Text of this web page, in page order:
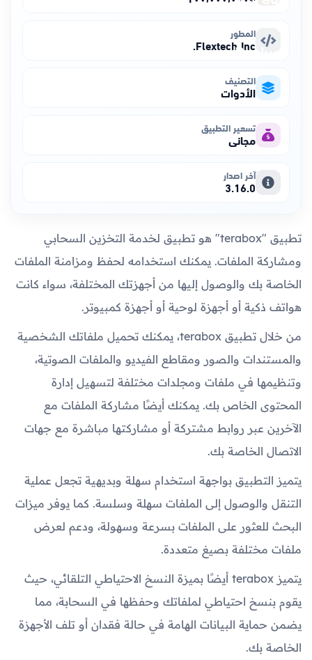
المطور
Flextech Inc.
التصنيف
الأدوات
تسعير التطبيق
مجاني
آخر اصدار
3.16.0
تطبيق "terabox" هو تطبيق لخدمة التخزين السحابي
ومشاركة الملفات. يمكنك استخدامه لحفظ ومزامنة الملفات
الخاصة بك والوصول إليها من أجهزتك المختلفة، سواء كانت
هواتف ذكية أو أجهزة لوحية أو أجهزة كمبيوتر.
من خلال تطبيق terabox، يمكنك تحميل ملفاتك الشخصية
والمستندات والصور ومقاطع الفيديو والملفات الصوتية،
وتنظيمها في ملفات ومجلدات مختلفة لتسهيل إدارة
المحتوى الخاص بك. يمكنك أيضًا مشاركة الملفات مع
الآخرين عبر روابط مشتركة أو مشاركتها مباشرة مع جهات
الاتصال الخاصة بك.
يتميز التطبيق بواجهة استخدام سهلة وبديهية تجعل عملية
التنقل والوصول إلى الملفات سهلة وسلسة. كما يوفر ميزات
البحث للعثور على الملفات بسرعة وسهولة، ودعم لعرض
ملفات مختلفة بصيغ متعددة.
يتميز terabox أيضًا بميزة النسخ الاحتياطي التلقائي، حيث
يقوم بنسخ احتياطي لملفاتك وحفظها في السحابة، مما
يضمن حماية البيانات الهامة في حالة فقدان أو تلف الأجهزة
الخاصة بك.